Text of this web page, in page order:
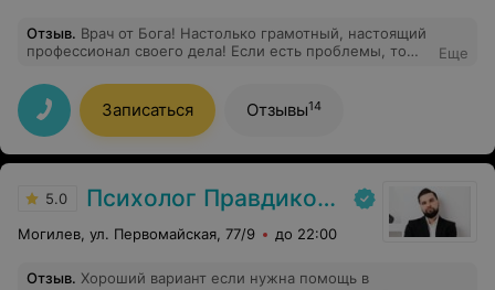
Отзыв. Врач от Бога! Настолько грамотный, настоящий
профессионал своего дела! Если есть проблемы, то
вытащил на свет Божий! Его уникальная собственная
методика отлично работает. От души рекомендую, он
поможет Вам справиться с любой проблемой.
Внимательный, отзывчивый, чуткий.
Еще
Записаться Отзывы14
5.0 Психолог Правдиков Вячеслав
Могилев, ул. Первомайская, 77/9 до 22:00
Отзыв. Хороший вариант если нужна помощь в